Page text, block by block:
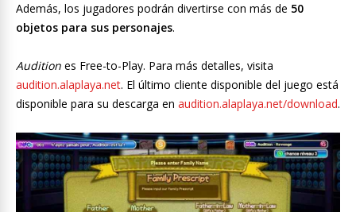
Además, los jugadores podrán divertirse con más de 50
objetos para sus personajes.
Audition es Free-to-Play. Para más detalles, visita
audition.alaplaya.net. El último cliente disponible del juego está
disponible para su descarga en audition.alaplaya.net/download.